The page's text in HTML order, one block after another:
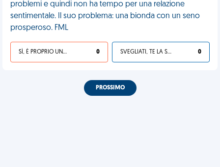
problemi e quindi non ha tempo per una relazione
sentimentale. Il suo problema: una bionda con un seno
prosperoso. FML
SÌ, È PROPRIO UNA VDM! 0 SVEGLIATI, TE LA SEI CERCATA! 0
PROSSIMO